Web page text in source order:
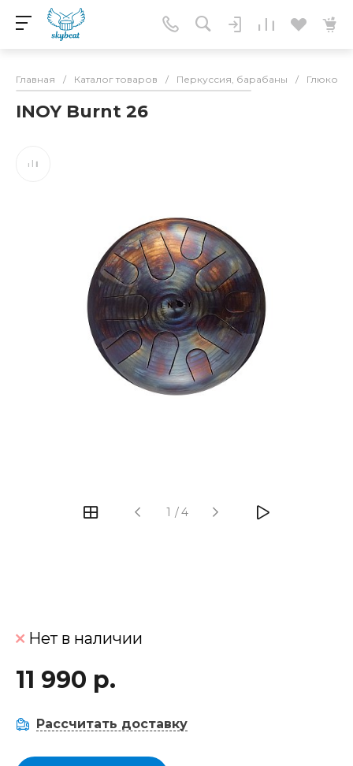
Главная / Каталог товаров / Перкуссия, барабаны /
INOY Burnt 26
1 /4
Нет в наличии
11 990 р.
Рассчитать доставку